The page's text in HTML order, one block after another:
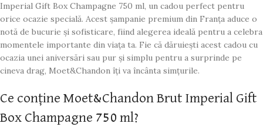
Imperial Gift Box Champagne 750 ml, un cadou perfect pentru
orice ocazie specială. Acest șampanie premium din Franța aduce o
notă de bucurie și sofisticare, fiind alegerea ideală pentru a celebra
momentele importante din viața ta. Fie că dăruiești acest cadou cu
ocazia unei aniversări sau pur și simplu pentru a surprinde pe
cineva drag, Moet&Chandon îți va încânta simțurile.
Ce conține Moet&Chandon Brut Imperial Gift
Box Champagne 750 ml?